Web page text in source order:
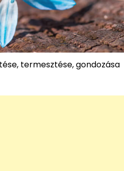
termesztése, gondozása